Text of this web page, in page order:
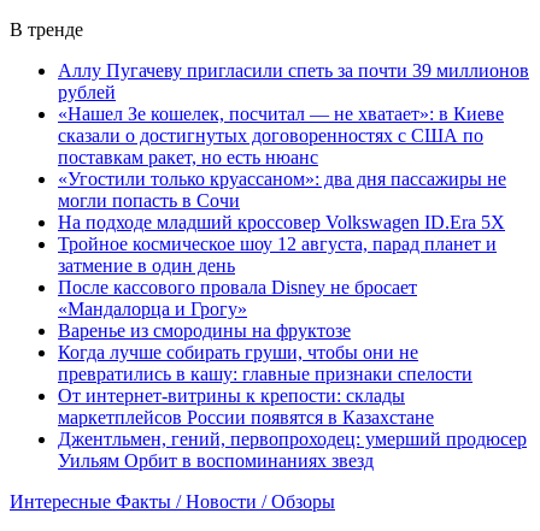
В тренде
Аллу Пугачеву пригласили спеть за почти 39 миллионов
рублей
«Нашел Зе кошелек, посчитал — не хватает»: в Киеве
сказали о достигнутых договоренностях с США по
поставкам ракет, но есть нюанс
«Угостили только круассаном»: два дня пассажиры не
могли попасть в Сочи
На подходе младший кроссовер Volkswagen ID.Era 5X
Тройное космическое шоу 12 августа, парад планет и
затмение в один день
После кассового провала Disney не бросает
«Мандалорца и Грогу»
Варенье из смородины на фруктозе
Когда лучше собирать груши, чтобы они не
превратились в кашу: главные признаки спелости
От интернет-витрины к крепости: склады
маркетплейсов России появятся в Казахстане
Джентльмен, гений, первопроходец: умерший продюсер
Уильям Орбит в воспоминаниях звезд
Интересные Факты / Новости / Обзоры